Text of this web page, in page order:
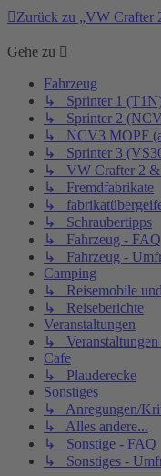
Zurück zu „VW
Gehe zu
Fahrzeug
↳ Sprinter 1
↳ Sprinter 2
↳ NCV3 MOPF
↳ Sprinter 3
↳ VW Crafter 2
↳ Fremdfabrikate
↳
↳ Schraubertipps
↳ Fahrzeug - FAQ
↳ Fahrzeug -
Camping
↳ Reisemobile
↳ Reiseberichte
Veranstaltungen
↳ Veranstaltungen
Cafe
↳ Plauderecke
Sonstiges
↳ Anregungen/
↳ Alles andere...
↳ Sonstige - FAQ
↳ Sonstiges -